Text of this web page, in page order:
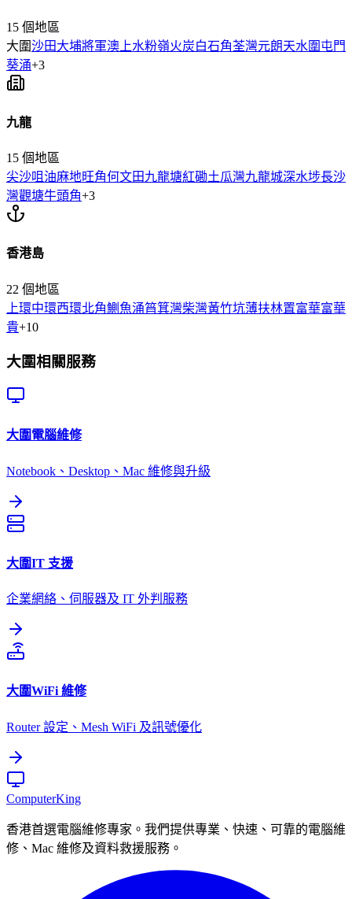
15 個地區
大圍 沙田大埔將軍澳 上水粉嶺火炭白石角荃灣元朗天水圍 屯門
葵涌+3
九龍
15 個地區
尖沙咀 油麻地旺角何文田九龍塘紅磡土瓜灣九龍城深水埗長沙
灣觀塘牛頭角+3
香港島
22 個地區
上環中環西環北角鰂魚涌筲箕灣柴灣黃竹坑薄扶林置富華富華
貴+10
大圍相關服務
大圍電腦維修
Notebook、Desktop、Mac 維修與升級
大圍IT 支援
企業網絡、伺服器及 IT 外判服務
大圍WiFi 維修
Router 設定、Mesh WiFi 及訊號優化
ComputerKing
香港首選電腦維修專家。我們提供專業、快速、可靠的電腦維
修、Mac 維修及資料救援服務。